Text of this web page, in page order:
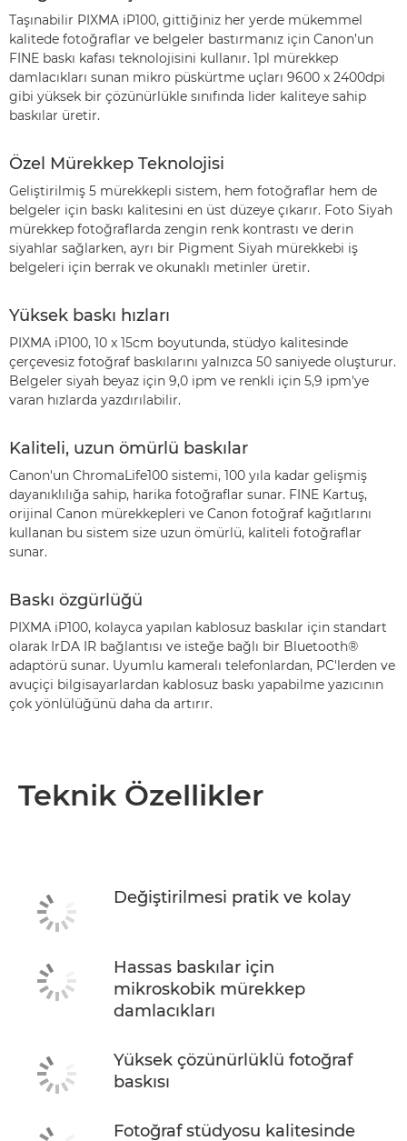
Taşınabilir PIXMA iP100, gittiğiniz her yerde mükemmel
kalitede fotoğraflar ve belgeler bastırmanız için Canon’un
FINE baskı kafası teknolojisini kullanır. 1pl mürekkep
damlacıkları sunan mikro püskürtme uçları 9600 x 2400dpi
gibi yüksek bir çözünürlükle sınıfında lider kaliteye sahip
baskılar üretir.
Özel Mürekkep Teknolojisi
Geliştirilmiş 5 mürekkepli sistem, hem fotoğraflar hem de
belgeler için baskı kalitesini en üst düzeye çıkarır. Foto Siyah
mürekkep fotoğraflarda zengin renk kontrastı ve derin
siyahlar sağlarken, ayrı bir Pigment Siyah mürekkebi iş
belgeleri için berrak ve okunaklı metinler üretir.
Yüksek baskı hızları
PIXMA iP100, 10 x 15cm boyutunda, stüdyo kalitesinde
çerçevesiz fotoğraf baskılarını yalnızca 50 saniyede oluşturur.
Belgeler siyah beyaz için 9,0 ipm ve renkli için 5,9 ipm'ye
varan hızlarda yazdırılabilir.
Kaliteli, uzun ömürlü baskılar
Canon'un ChromaLife100 sistemi, 100 yıla kadar gelişmiş
dayanıklılığa sahip, harika fotoğraflar sunar. FINE Kartuş,
orijinal Canon mürekkepleri ve Canon fotoğraf kağıtlarını
kullanan bu sistem size uzun ömürlü, kaliteli fotoğraflar
sunar.
Baskı özgürlüğü
PIXMA iP100, kolayca yapılan kablosuz baskılar için standart
olarak IrDA IR bağlantısı ve isteğe bağlı bir Bluetooth®
adaptörü sunar. Uyumlu kameralı telefonlardan, PC'lerden ve
avuçiçi bilgisayarlardan kablosuz baskı yapabilme yazıcının
çok yönlülüğünü daha da artırır.
Teknik Özellikler
Değiştirilmesi pratik ve kolay
Hassas baskılar için
mikroskobik mürekkep
damlacıkları
Yüksek çözünürlüklü fotoğraf
baskısı
Fotoğraf stüdyosu kalitesinde